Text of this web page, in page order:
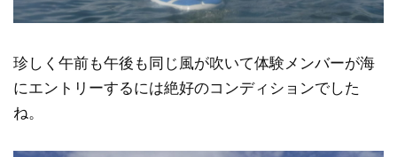
珍しく午前も午後も同じ風が吹いて体験メンバーが海
にエントリーするには絶好のコンディションでした
ね。